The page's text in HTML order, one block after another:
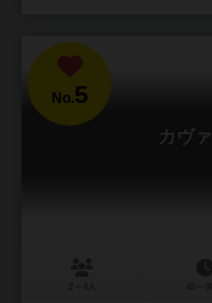
No.5
カヴ